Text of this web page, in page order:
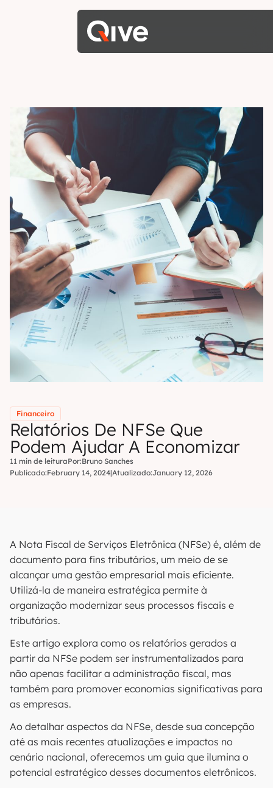
Financeiro
Relatórios De NFSe Que
Podem Ajudar A Economizar
11 min de leituraPor:Bruno Sanches
Publicado:February 14, 2024|Atualizado:January 12, 2026
A Nota Fiscal de Serviços Eletrônica (NFSe) é, além de
documento para fins tributários, um meio de se
alcançar uma gestão empresarial mais eficiente.
Utilizá-la de maneira estratégica permite à
organização modernizar seus processos fiscais e
tributários.
Este artigo explora como os relatórios gerados a
partir da NFSe podem ser instrumentalizados para
não apenas facilitar a administração fiscal, mas
também para promover economias significativas para
as empresas.
Ao detalhar aspectos da NFSe, desde sua concepção
até as mais recentes atualizações e impactos no
cenário nacional, oferecemos um guia que ilumina o
potencial estratégico desses documentos eletrônicos.